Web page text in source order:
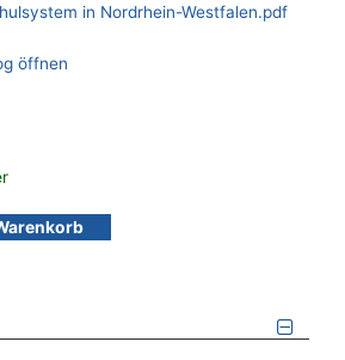
in Nordrhein-Westfalen.pdf
öffnen